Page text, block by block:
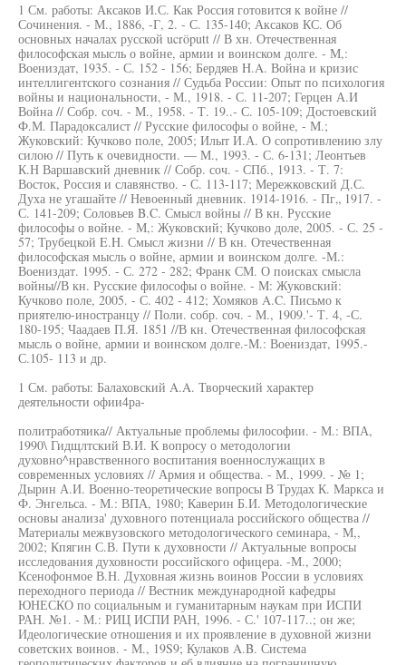
1 См. работы: Аксаков И.С. Как Россия готовится к войне //
Сочинения. - М., 1886, -Г, 2. - С. 135-140; Аксаков КС. Об
основных началах русской ucröputt // В хн. Отечественная
философская мысль о войне, армии и воинском долге. - М,:
Воениздат, 1935. - С. 152 - 156; Бердяев H.A. Война и кризис
интеллигентского сознания // Судьба России: Опыт по психология
войны и национальности, - М., 1918. - С. 11-207; Герцен А.И
Война // Собр. соч. - М., 1958. - Т. 19..- С. 105-109; Достоевский
Ф.М. Парадоксалист // Русские философы о войне, - М.;
Жуковский: Кучково поле, 2005; Илыт И.А. О сопротивлению злу
силою // Путь к очевидности. — М., 1993. - С. 6-131; Леонтьев
К.Н Варшавский дневник // Собр. соч. - СПб., 1913. - Т. 7:
Восток, Россия и славянство. - С. 113-117; Мережковский Д.С.
Духа не угашайте // Невоенный дневник. 1914-1916. - Пг„ 1917. -
С. 141-209; Соловьев B.C. Смысл войны // В кн. Русские
философы о войне. - М,: Жуковский; Кучково доле, 2005. - С. 25 -
57; Трубецкой E.H. Смысл жизни // В кн. Отечественная
философская мысль о войне, армии и воинском долге. -М.:
Воениздат. 1995. - С. 272 - 282; Франк СМ. О поисках смысла
войны//В кн. Русские философы о войне. - М: Жуковский:
Кучково поле, 2005. - С. 402 - 412; Хомяков A.C. Письмо к
приятелю-иностранцу // Поли. собр. соч. - М., 1909.'- Т. 4, -С.
180-195; Чаадаев П.Я. 1851 //В кн. Отечественная философская
мысль о войне, армии и воинском долге.-М.: Воениздат, 1995.-
С.105- 113 и др.
1 См. работы: Балаховский A.A. Творческий характер
деятельности офии4ра-
политработяика// Актуальные проблемы философии. - М.: ВПА,
1990\ Гидщлтский В.И. К вопросу о методологии
духовно^нравственного воспитания военнослужащих в
современных условиях // Армия и общества. - М., 1999. - № 1;
Дырин А.И. Военно-теоретические вопросы В Трудах К. Маркса и
Ф. Энгельса. - М.: ВПА, 1980; Каверин Б.И. Методологические
основы анализа' духовного потенциала российского общества //
Материалы межвузовского методологического семинара, - М,,
2002; Кпягин С.В. Пути к духовности // Актуальные вопросы
исследования духовности российского офицера. -М., 2000;
Ксенофонмое В.Н. Духовная жизнь воинов России в условиях
переходного периода // Вестник международной кафедры
ЮНЕСКО по социальным и гуманитарным наукам при ИСПИ
РАН. №1. - М.: РИЦ ИСПИ РАН, 1996. - С.' 107-117..; он же;
Идеологические отношения и их проявление в духовной жизни
советских воинов. - М., 19S9; Кулаков A.B. Система